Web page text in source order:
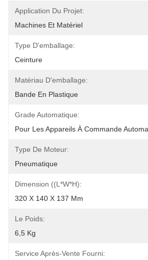
Application Du Projet:
Machines Et Matériel
Type D'emballage:
Ceinture
Matériau D'emballage:
Bande En Plastique
Grade Automatique:
Pour Les Appareils À Commande
Type De Moteur:
Pneumatique
Dimension ((L*W*H):
320 X 140 X 137 Mm
Le Poids:
6,5 Kg
Service Après-Vente Fourni: